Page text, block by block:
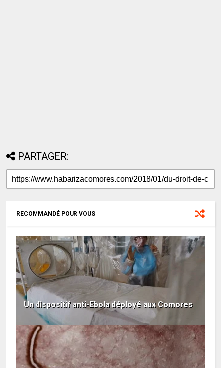
PARTAGER:
RECOMMANDÉ POUR VOUS
Un dispositif anti-Ebola déployé aux Comores